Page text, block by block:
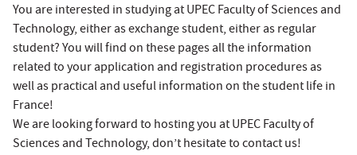
You are interested in studying at UPEC Faculty of Sciences and
Technology, either as exchange student, either as regular
student? You will find on these pages all the information
related to your application and registration procedures as
well as practical and useful information on the student life in
France!
We are looking forward to hosting you at UPEC Faculty of
Sciences and Technology, don’t hesitate to contact us!